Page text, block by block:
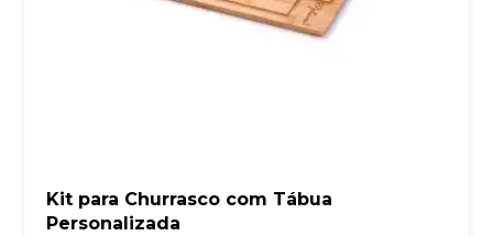
Kit para Churrasco com Tábua
Personalizada